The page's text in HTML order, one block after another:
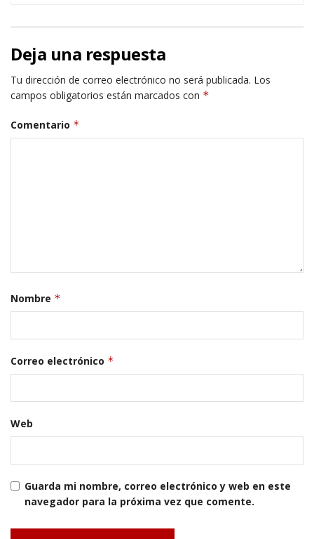
Deja una respuesta
Tu dirección de correo electrónico no será publicada. Los
campos obligatorios están marcados con *
Comentario *
Nombre *
Correo electrónico *
Web
Guarda mi nombre, correo electrónico y web en este
navegador para la próxima vez que comente.